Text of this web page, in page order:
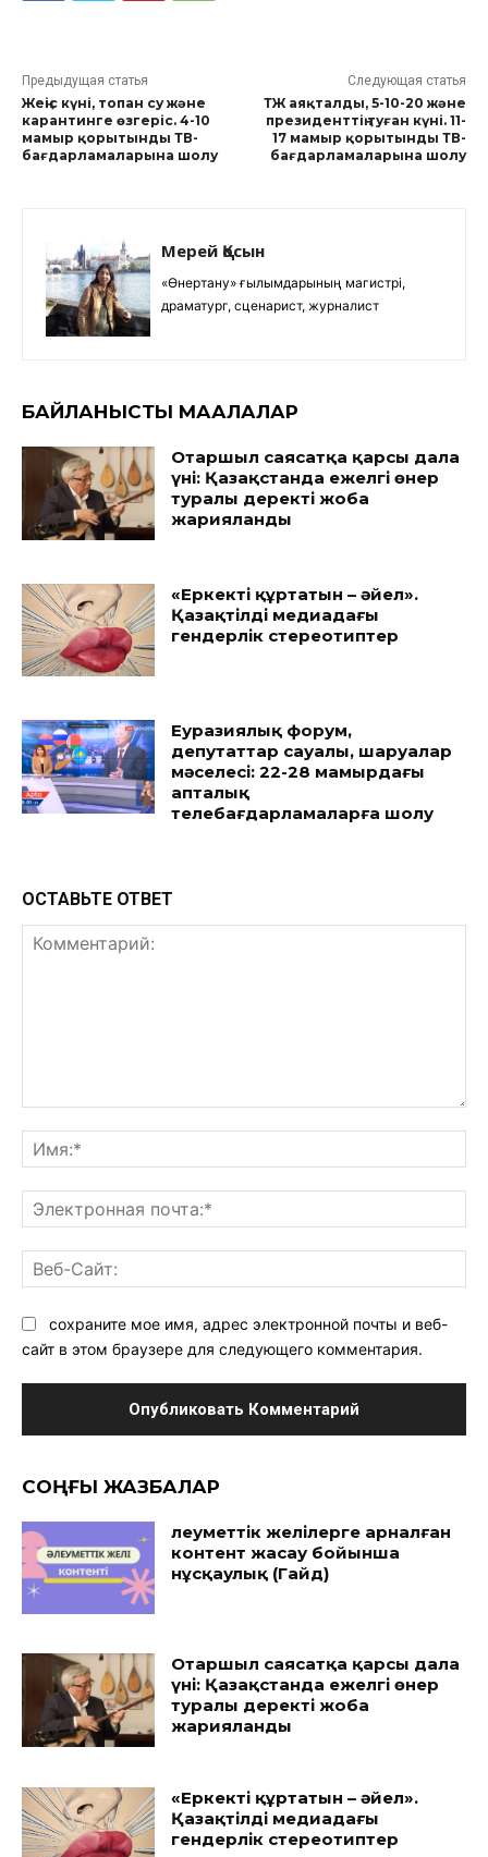
Предыдущая статья
Жеңіс күні, топан су және
карантинге өзгеріс. 4-10
мамыр қорытынды ТВ-
бағдарламаларына шолу
Следующая статья
ТЖ аяқталды, 5-10-20 және
президенттің туған күні. 11-
17 мамыр қорытынды ТВ-
бағдарламаларына шолу
Мерей Қосын
«Өнертану» ғылымдарының магистрі,
драматург, сценарист, журналист
БАЙЛАНЫСТЫ МАҚАЛАЛАР
Отаршыл саясатқа қарсы дала
үні: Қазақстанда ежелгі өнер
туралы деректі жоба
жарияланды
«Еркекті құртатын – әйел».
Қазақтілді медиадағы
гендерлік стереотиптер
Еуразиялық форум,
депутаттар сауалы, шаруалар
мәселесі: 22-28 мамырдағы
апталық
телебағдарламаларға шолу
ОСТАВЬТЕ ОТВЕТ
сохраните мое имя, адрес электронной почты и веб-
сайт в этом браузере для следующего комментария.
CОҢҒЫ ЖАЗБАЛАР
Әлеуметтік желілерге арналған
контент жасау бойынша
нұсқаулық (Гайд)
Отаршыл саясатқа қарсы дала
үні: Қазақстанда ежелгі өнер
туралы деректі жоба
жарияланды
«Еркекті құртатын – әйел».
Қазақтілді медиадағы
гендерлік стереотиптер